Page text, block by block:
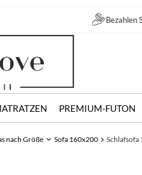
Bezahlen
PREMIUM-FUTON
nach Größe Sofa 160x200 Schlafsofa